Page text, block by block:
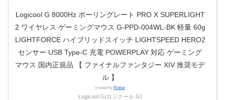
Logicool G 8000Hz ポーリングレート PRO X SUPERLIGHT
2 ワイヤレス ゲーミングマウス G-PPD-004WL-BK 軽量 60g
LIGHTFORCE ハイブリッドスイッチ LIGHTSPEED HERO2
センサー USB Type-C 充電 POWERPLAY 対応 ゲーミング
マウス 国内正規品 【 ファイナルファンタジー XIV 推奨モデ
ル 】
created by Rinker
Logicool G(ロジクール G)